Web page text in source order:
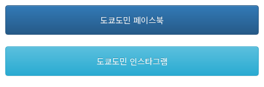
도쿄도민 페이스북
도쿄도민 인스타그램